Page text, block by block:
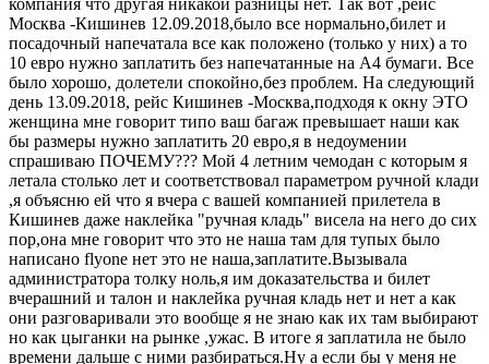
компания что другая никакой разницы нет. Так вот ,рейс
Москва -Кишинев 12.09.2018,было все нормально,билет и
посадочный напечатала все как положено (только у них) а то
10 евро нужно заплатить без напечатанные на А4 бумаги. Все
было хорошо, долетели спокойно,без проблем. На следующий
день 13.09.2018, рейс Кишинев -Москва,подходя к окну ЭТО
женщина мне говорит типо ваш багаж превышает наши как
бы размеры нужно заплатить 20 евро,я в недоумении
спрашиваю ПОЧЕМУ??? Мой 4 летним чемодан с которым я
летала столько лет и соответствовал параметром ручной клади
,я объясню ей что я вчера с вашей компанией прилетела в
Кишинев даже наклейка "ручная кладь" висела на него до сих
пор,она мне говорит что это не наша там для тупых было
написано flyone нет это не наша,заплатите.Вызывала
администратора толку ноль,я им доказательства и билет
вчерашний и талон и наклейка ручная кладь нет и нет а как
они разговаривали это вообще я не знаю как их там выбирают
но как цыганки на рынке ,ужас. В итоге я заплатила не было
времени дальше с ними разбираться.Ну а если бы у меня не